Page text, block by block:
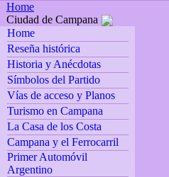
Home
Ciudad de Campana
Home
Reseña histórica
Historia y Anécdotas
Símbolos del Partido
Vías de acceso y Planos
Turismo en Campana
La Casa de los Costa
Campana y el Ferrocarril
Primer Automóvil
Argentino